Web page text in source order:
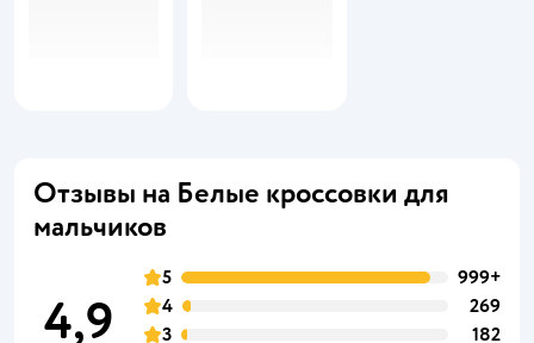
Отзывы на Белые кроссовки для
мальчиков
4,9
5
999+
4
269
3
182